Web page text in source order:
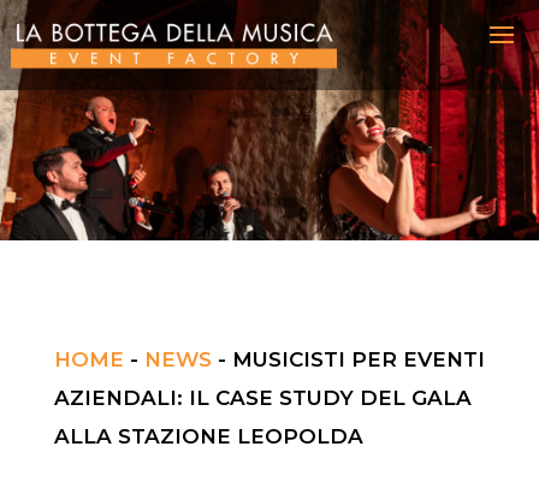
HOME - NEWS - MUSICISTI PER EVENTI
AZIENDALI: IL CASE STUDY DEL GALA
ALLA STAZIONE LEOPOLDA